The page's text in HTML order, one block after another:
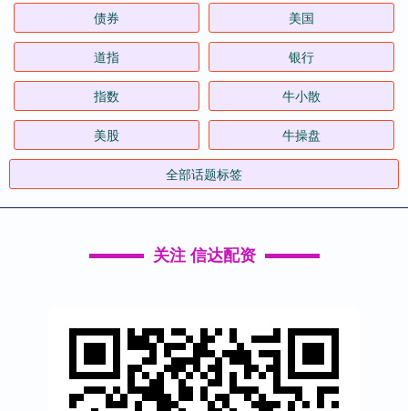
债券 美国
道指 银行
指数 牛小散
美股 牛操盘
全部话题标签
关注 信达配资